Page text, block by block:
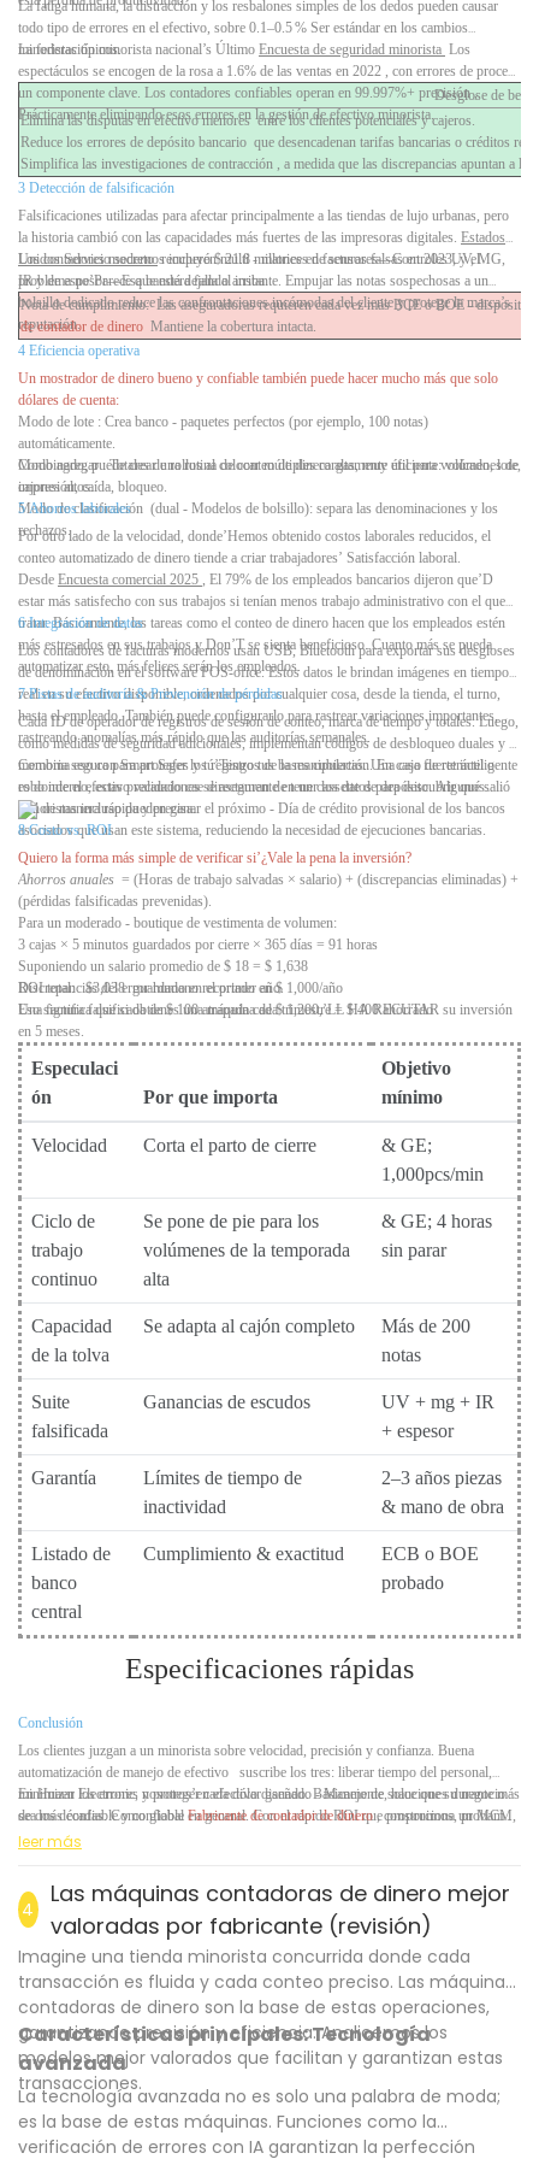
La fatiga humana, la distracción y los resbalones simples de los dedos pueden causar
todo tipo de errores en el efectivo, sobre 0.1–0.5 % Ser estándar en los cambios
minoristas típicos.
La federación minorista nacional’s Último Encuesta de seguridad minorista Los
espectáculos se encogen de la rosa a 1.6% de las ventas en 2022
, con errores de proceso
un componente clave. Los contadores confiables operan en 99.997%+ precisión,
Prácticamente eliminando esos errores en la gestión de efectivo minorista.
Desglose de
Elimina las disputas en efectivo menores entre los clientes potenciales y cajeros.
Reduce los errores de depósito bancario que desencadenan tarifas bancarias o créditos
Simplifica las investigaciones de contracción
, a medida que las discrepancias apuntan a
3 Detección de falsificación
Falsificaciones utilizadas para afectar principalmente a las tiendas de lujo urbanas, pero
la historia cambió con las capacidades más fuertes de las impresoras digitales. Estados
Unidos Servicio secretorecuperó $ 21.8 millones en facturas falsas en 2023, y el
problema no’Parece que está dejando arriba.
Los contadores modernos incluyen multi-matrices de sensores—Controles UV, MG,
IR y de espesor—Esa bandera falla al instante. Empujar las notas sospechosas a un
bolsillo dedicado reduce las confrontaciones incómodas del cliente y protege la marca’s
reputación.
Nota de cumplimiento:Las aseguradoras requieren cada vez más BCE o BOE-
de contador de dinero Mantiene la cobertura intacta.
4 Eficiencia operativa
Un mostrador de dinero bueno y confiable también puede hacer mucho más que solo
dólares de cuenta:
Modo de lote : Crea banco - paquetes perfectos (por ejemplo, 100 notas)
automáticamente.
Modo agregar: Totales de rollos al colocar múltiples cargas, muy útil para volúmenes de
cajones altos.
Modo de clasificación (dual - Modelos de bolsillo): separa las denominaciones y los
rechazos.
Combinado, puede crear una rutina de conteo de dinero altamente eficiente: volcado, lote,
impresión, caída, bloqueo.
5 Ahorros laborales
Por otro lado de la velocidad, donde’Hemos obtenido costos laborales reducidos, el
conteo automatizado de dinero tiende a criar trabajadores’ Satisfacción laboral.
Desde Encuesta comercial 2025
, El 79% de los empleados bancarios dijeron que’D
estar más satisfecho con sus trabajos si tenían menos trabajo administrativo con el que
tratar. Básicamente, las tareas como el conteo de dinero hacen que los empleados estén
más estresados ​​en sus trabajos y Don’T se sienta beneficioso. Cuanto más se pueda
automatizar esto, más felices serán los empleados.
6 Integración de datos
Los contadores de facturas modernos usan USB, Bluetooth para exportar sus desgloses
de denominación en el software POS-ofice. Estos datos le brindan imágenes en tiempo
real en su efectivo disponible, ordenados por cualquier cosa, desde la tienda, el turno,
hasta el empleado. También puede configurarlo para rastrear variaciones importantes,
rastreando anomalías más rápido que las auditorías semanales.
7 Pistas de auditoría & Prevención de pérdidas
Cada ID de operador de registros de sesión de conteo, marca de tiempo y totales. Luego,
como medidas de seguridad adicionales, implementan códigos de desbloqueo duales y la
memoria segura para proteger los registros de la manipulación. En caso de retráctil o
robo interno, estas precauciones se aseguran de tener los datos para descubrir qué salió
mal de manera rápida y precisa.
Combina eso con Smart Safes y tú’Tengo tus bases cubiertas. Una caja fuerte inteligente
es donde el efectivo validado cae directamente en un cassette de depósito. Algunos
minoristas incluso pueden ganar el próximo - Día de crédito provisional de los bancos
asociados que usan este sistema, reduciendo la necesidad de ejecuciones bancarias.
8 Costo vs. ROI
Quiero la forma más simple de verificar si’¿Vale la pena la inversión?
Ahorros anuales = (Horas de trabajo salvadas × salario) + (discrepancias eliminadas) +
(pérdidas falsificadas prevenidas).
Para un moderado - boutique de vestimenta de volumen:
3 cajas × 5 minutos guardados por cierre × 365 días = 91 horas
Suponiendo un salario promedio de $ 18 = $ 1,638
Discrepancias del error humano recortado en $ 1,000/año
Una factura falsificada de $ 100 atrapada cada trimestre = $ 400 ahorrado
ROI total: $3,038guardado en el primer año.
Eso significa que si obtienes una máquina de $ 1,200,’LL HA RECUTAR su inversión
en 5 meses.
Especificaciones rápidas
Especulaci
ón
Por que importa
Objetivo
mínimo
Velocidad Corta el parto de cierre
& GE;
1,000pcs/min
Ciclo de
trabajo
continuo
Se pone de pie para los
volúmenes de la temporada
alta
& GE; 4 horas
sin parar
Capacidad
de la tolva
Se adapta al cajón completo
Más de 200
notas
Suite
falsificada
Ganancias de escudos
UV + mg + IR
+ espesor
Garantía
Límites de tiempo de
inactividad
2–3 años piezas
& mano de obra
Listado de
banco
central
Cumplimiento & exactitud
ECB o BOE
probado
Conclusión
Los clientes juzgan a un minorista sobre velocidad, precisión y confianza. Buena
automatización de manejo de efectivo
suscribe los tres: liberar tiempo del personal,
minimizar los errores y proteger cada dólar ganado. Básicamente, hace que su negocio
sea más confiable y confiable en general. Con el rápido ROI que proporciona un MCM,
también no’tengo que preocuparme por si’s vale la pena a la larga,’compensará su costo
En Huaen Electronic, nosotros’en efectivo diseñado-Manejo de soluciones durante más
de dos décadas. Como global Fabricante de contador de dinero, construimos, probamos
y damos servicio a cada unidad en
leer más
4
Las máquinas contadoras de dinero mejor
valoradas por fabricante (revisión)
Imagine una tienda minorista concurrida donde cada
transacción es fluida y cada conteo preciso. Las máquinas
contadoras de dinero son la base de estas operaciones,
garantizando precisión y eficiencia. Analicemos los
modelos mejor valorados que facilitan y garantizan estas
transacciones.
Características principales: Tecnología
avanzada
La tecnología avanzada no es solo una palabra de moda;
es la base de estas máquinas. Funciones como la
verificación de errores con IA garantizan la perfección